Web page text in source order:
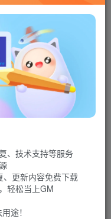
太空旅行和探索行星
DIY组合火箭，模拟
去除广告。
、技术支持等服务
更新内容免费下载
轻松当上GM
途！